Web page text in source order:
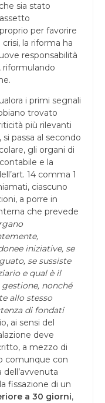
sia stato
per favorire
la riforma ha
responsabilità
riformulando
i primi segnali
trovato
più rilevanti
passa al secondo
gli organi di
e la
14 comma 1
ciascuno
a porre in
che prevede
iniziative, se
se sussiste
e qual è il
nonché
allo stesso
di fondati
ai sensi del
deve
a mezzo di
comunque con
fissazione di un
a 30 giorni,